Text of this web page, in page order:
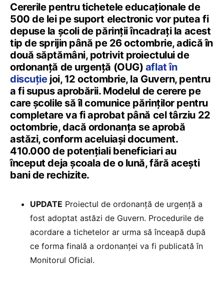
Cererile pentru tichetele educaționale de
500 de lei pe suport electronic vor putea fi
depuse la școli de părinții încadrați la acest
tip de sprijin până pe 26 octombrie, adică în
două săptămâni, potrivit proiectului de
ordonanță de urgență (OUG) aflat în
discuțiejoi, 12 octombrie, la Guvern, pentru
a fi supus aprobării. Modelul de cerere pe
care școlile să îl comunice părinților pentru
completare va fi aprobat până cel târziu 22
octombrie, dacă ordonanța se aprobă
astăzi, conform aceluiași document.
410.000 de potențiali beneficiari au
început deja școala de o lună, fără acești
bani de rechizite.
UPDATE Proiectul de ordonanță de urgență a
fost adoptat astăzi de Guvern. Procedurile de
acordare a tichetelor ar urma să înceapă după
ce forma finală a ordonanței va fi publicată în
Monitorul Oficial.